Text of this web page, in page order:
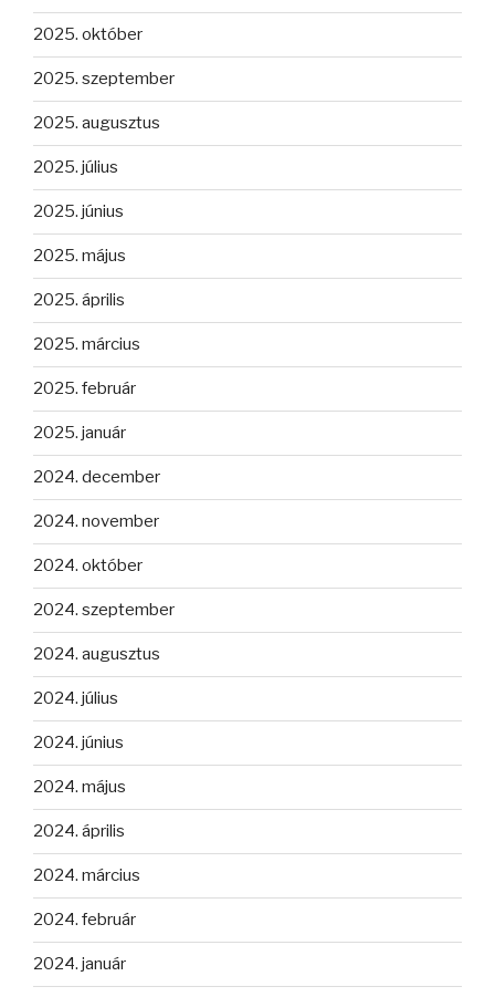
2025. október
2025. szeptember
2025. augusztus
2025. július
2025. június
2025. május
2025. április
2025. március
2025. február
2025. január
2024. december
2024. november
2024. október
2024. szeptember
2024. augusztus
2024. július
2024. június
2024. május
2024. április
2024. március
2024. február
2024. január